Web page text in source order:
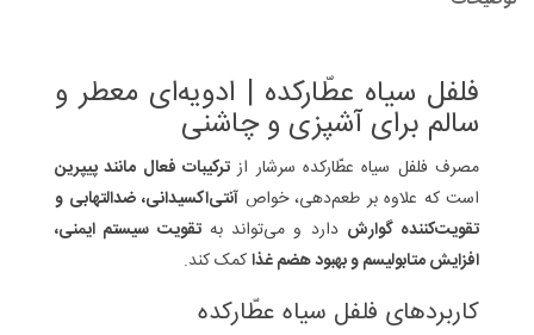
فلفل سیاه عطّارکده | ادویه‌ای معطر و
سالم برای آشپزی و چاشنی
مصرف فلفل سیاه عطّارکده سرشار از ترکیبات فعال مانند پیپرین
است که علاوه بر طعم‌دهی، خواص آنتی‌اکسیدانی، ضدالتهابی و
تقویت‌کننده گوارش دارد و می‌تواند بهتقویت سیستم ایمنی،
افزایش متابولیسم و بهبود هضم غذاکمک کند.
کاربردهای فلفل سیاه عطّارکده